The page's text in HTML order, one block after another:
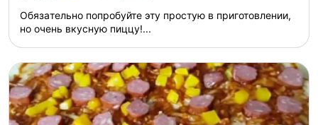
Обязaтельно попробуйте эту простую в приготовлении,
но очень вкусную пиццу!...